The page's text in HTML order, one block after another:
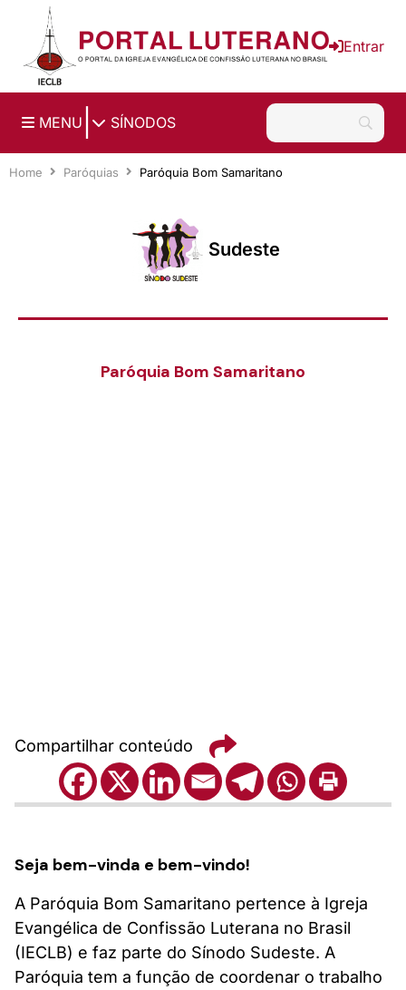
Ir para o conteúdo principal
Entrar
MENU SÍNODOS
Home Paróquias Paróquia Bom Samaritano
Sudeste
Paróquia Bom Samaritano
Compartilhar conteúdo
Seja bem-vinda e bem-vindo!
A Paróquia Bom Samaritano pertence à Igreja
Evangélica de Confissão Luterana no Brasil
(IECLB) e faz parte do Sínodo Sudeste. A
Paróquia tem a função de coordenar o trabalho